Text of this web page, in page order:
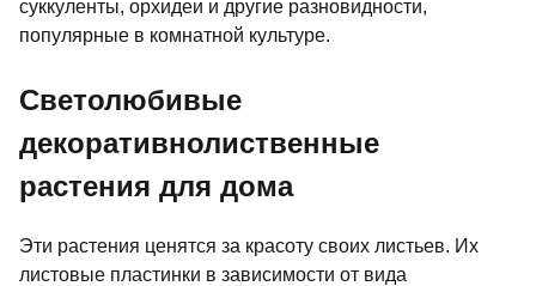
суккуленты, орхидеи и другие разновидности,
популярные в комнатной культуре.
Светолюбивые
декоративнолиственные
растения для дома
Эти растения ценятся за красоту своих листьев. Их
листовые пластинки в зависимости от вида